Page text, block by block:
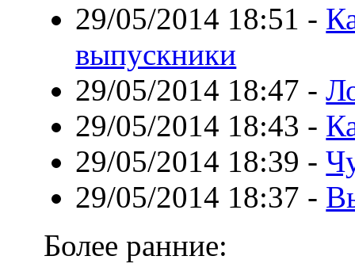
29/05/2014 18:51 -
выпускники
29/05/2014 18:47 -
29/05/2014 18:43 -
29/05/2014 18:39 -
29/05/2014 18:37 -
Более ранние: